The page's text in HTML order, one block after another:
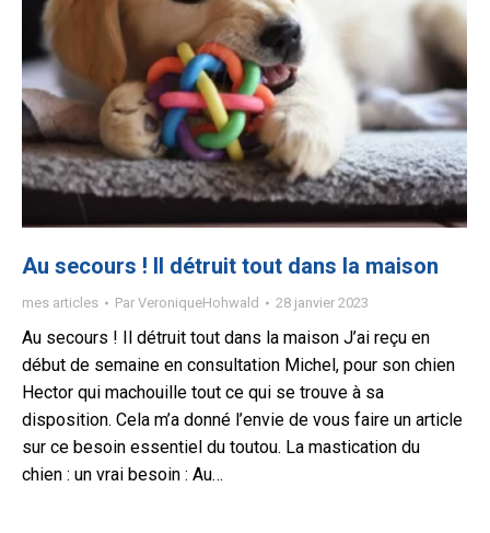
Au secours ! Il détruit tout dans la maison
mes articles Par VeroniqueHohwald 28 janvier 2023
Au secours ! Il détruit tout dans la maison J’ai reçu en
début de semaine en consultation Michel, pour son chien
Hector qui machouille tout ce qui se trouve à sa
disposition. Cela m’a donné l’envie de vous faire un article
sur ce besoin essentiel du toutou. La mastication du
chien : un vrai besoin : Au…